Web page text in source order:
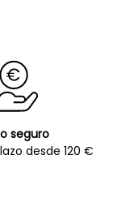
seguro
desde 120 €